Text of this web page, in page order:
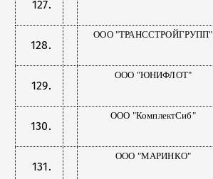
ООО "ТРАНССТРОЙГРУПП"
ООО "ЮНИФЛОТ"
ООО "КомплектСиб"
ООО "МАРИНКО"